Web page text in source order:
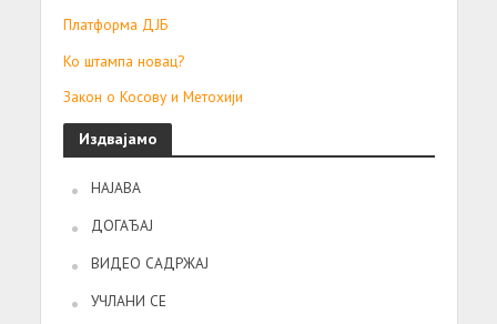
Платформа ДЈБ
Ко штампа новац?
Закон о Косову и Метохији
Издвајамо
НАЈАВА
ДОГАЂАЈ
ВИДЕО САДРЖАЈ
УЧЛАНИ СЕ